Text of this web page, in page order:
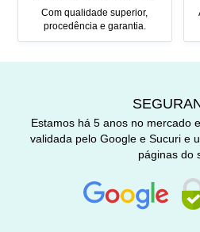
Com qualidade superior,
procedência e garantia.
Estamos há 5 anos no mercado
validada pelo Google e Sucuri e
páginas do